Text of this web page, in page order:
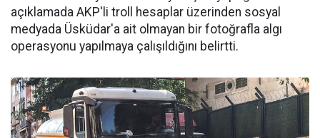
açıklamada AKP'li troll hesaplar üzerinden sosyal
medyada Üsküdar'a ait olmayan bir fotoğrafla algı
operasyonu yapılmaya çalışıldığını belirtti.